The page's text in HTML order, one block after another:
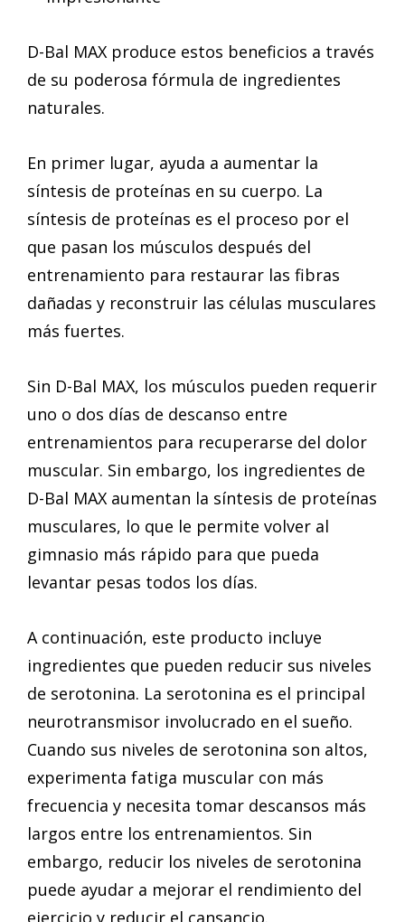
D-Bal MAX produce estos beneficios a través
de su poderosa fórmula de ingredientes
naturales.
En primer lugar, ayuda a aumentar la
síntesis de proteínas en su cuerpo. La
síntesis de proteínas es el proceso por el
que pasan los músculos después del
entrenamiento para restaurar las fibras
dañadas y reconstruir las células musculares
más fuertes.
Sin D-Bal MAX, los músculos pueden requerir
uno o dos días de descanso entre
entrenamientos para recuperarse del dolor
muscular. Sin embargo, los ingredientes de
D-Bal MAX aumentan la síntesis de proteínas
musculares, lo que le permite volver al
gimnasio más rápido para que pueda
levantar pesas todos los días.
A continuación, este producto incluye
ingredientes que pueden reducir sus niveles
de serotonina. La serotonina es el principal
neurotransmisor involucrado en el sueño.
Cuando sus niveles de serotonina son altos,
experimenta fatiga muscular con más
frecuencia y necesita tomar descansos más
largos entre los entrenamientos. Sin
embargo, reducir los niveles de serotonina
puede ayudar a mejorar el rendimiento del
ejercicio y reducir el cansancio.